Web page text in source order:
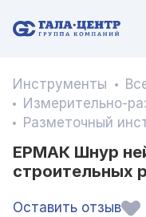
Инструменты
Измерительно-
Разметочный
ЕРМАК Шнур
строительных
Оставить отзыв